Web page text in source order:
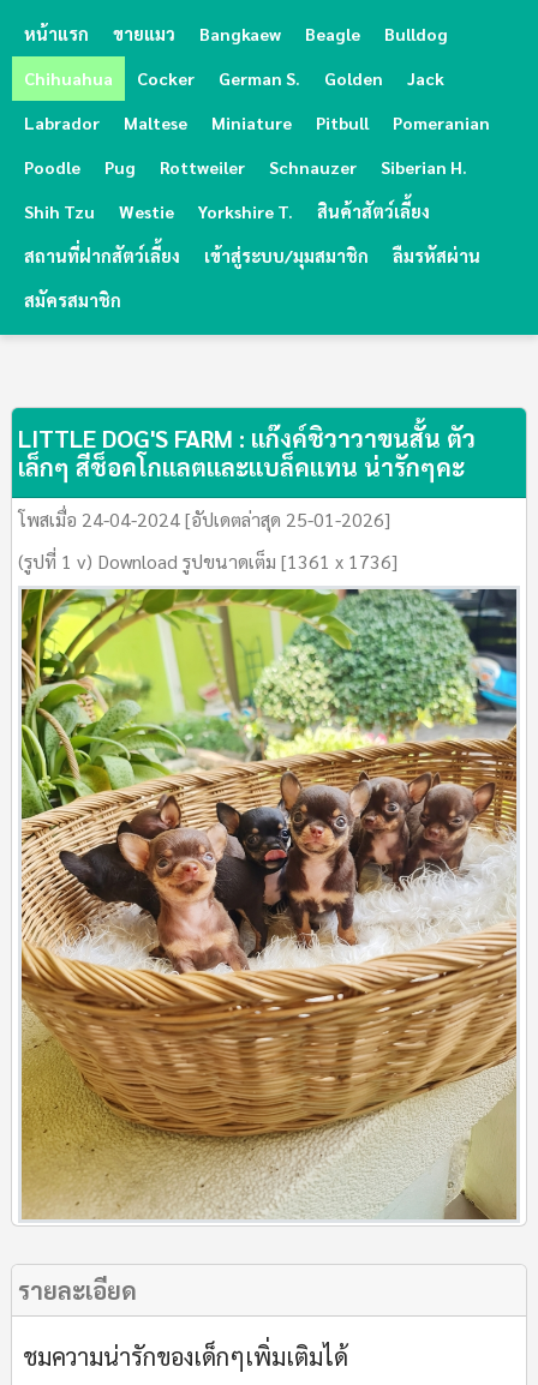
หน้าแรก ขายแมว Bangkaew Beagle Bulldog
Chihuahua Cocker German S. Golden Jack
Labrador Maltese Miniature Pitbull Pomeranian
Poodle Pug Rottweiler Schnauzer Siberian H.
Shih Tzu Westie Yorkshire T. สินค้าสัตว์เลี้ยง
สถานที่ฝากสัตว์เลี้ยง เข้าสู่ระบบ/มุมสมาชิก ลืมรหัสผ่าน
สมัครสมาชิก
LITTLE DOG'S FARM : แก๊งค์ชิวาวาขนสั้น ตัว
เล็กๆ สีช็อคโกแลตและแบล็คแทน น่ารักๆคะ
โพสเมื่อ 24-04-2024 [อัปเดตล่าสุด 25-01-2026]
(รูปที่ 1 v) Download รูปขนาดเต็ม [1361 x 1736]
รายละเอียด
ชมความน่ารักของเด็กๆเพิ่มเติมได้